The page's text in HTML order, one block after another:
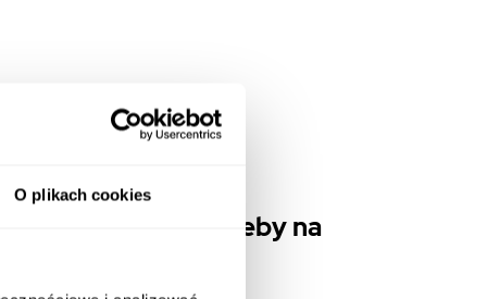
O plikach cookies
się wyjątkowym
o nasze potrzeby na